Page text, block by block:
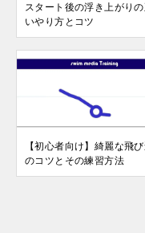
スタート後の浮き上がりの
いやり方とコツ
【初心者向け】綺麗な飛
のコツとその練習方法